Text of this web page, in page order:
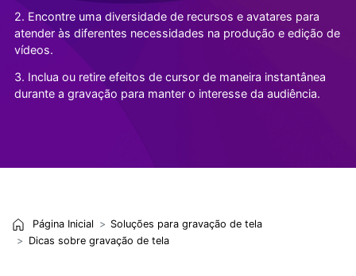
2. Encontre uma diversidade de recursos e avatares para
atender às diferentes necessidades na produção e edição de
vídeos.
3. Inclua ou retire efeitos de cursor de maneira instantânea
durante a gravação para manter o interesse da audiência.
Página Inicial
Soluções para gravação de tela
Dicas sobre gravação de tela